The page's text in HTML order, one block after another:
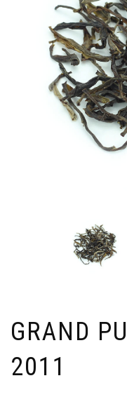
GRAND
2011